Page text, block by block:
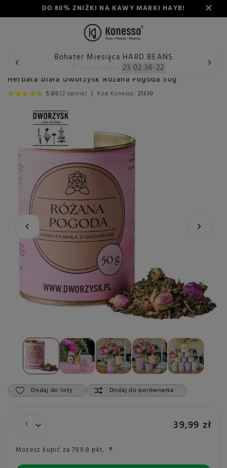
DO 80% ZNIŻKI NA KAWY MARKI HAYB!
Bohater Miesiąca HARD BEANS
23 02 36 22
Wstecz Konesso Herbata Rodzaj Herbata biała
Herbata biała Dworzysk Różana Pogoda 50g
5.00 (2 opinie) Kod Konesso: 21330
Dodaj do listy Dodaj do porównania
39,99 zł
Możesz kupić za799.8 pkt.